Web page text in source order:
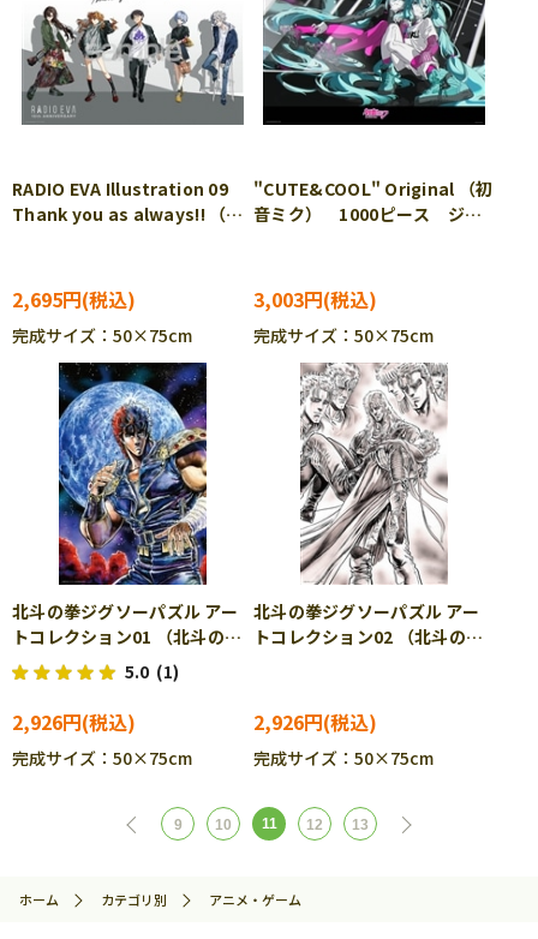
RADIO EVA Illustration 09
Thank you as always!! （エ
1460
2,695円
完成サイズ：50×75cm
"CUTE&COOL" Original （初
音ミク） 1000ピース ジグ
3,003円
完成サイズ：50×75cm
北斗の拳ジグソーパズル アー
トコレクション01 （北斗の
拳） 1000ピース ジグソー
パズル YAM-10-1475
5.0 (1)
2,926円
完成サイズ：50×75cm
北斗の拳ジグソーパズル アー
トコレクション02 （北斗の
2,926円
完成サイズ：50×75cm
9 10 11 12 13
ホーム カテゴリ別 アニメ・ゲーム